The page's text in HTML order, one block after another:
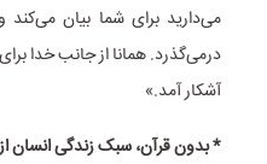
می‌دارید برای شما بیان
درمی‌گذرد. همانا از جانب خدا
آشکار آمد.»
* بدون قرآن، سبک زندگی‌ انسان